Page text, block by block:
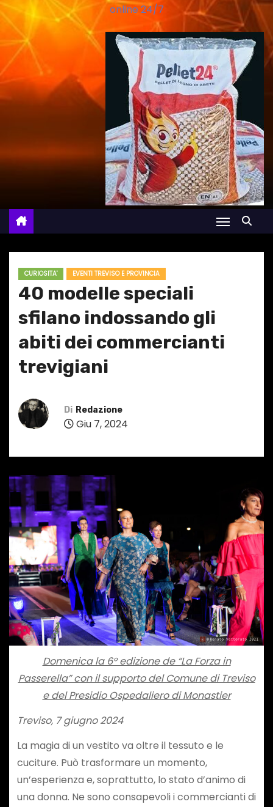
online 24/7
CURIOSITA' EVENTI TREVISO E PROVINCIA
40 modelle speciali
sfilano indossando gli
abiti dei commercianti
trevigiani
Di Redazione
Giu 7, 2024
Domenica la 6° edizione de “La Forza in
Passerella” con il supporto del Comune di Treviso
e del Presidio Ospedaliero di Monastier
Treviso, 7 giugno 2024
La magia di un vestito va oltre il tessuto e le
cuciture. Può trasformare un momento,
un’esperienza e, soprattutto, lo stato d’animo di
una donna. Ne sono consapevoli i commercianti di